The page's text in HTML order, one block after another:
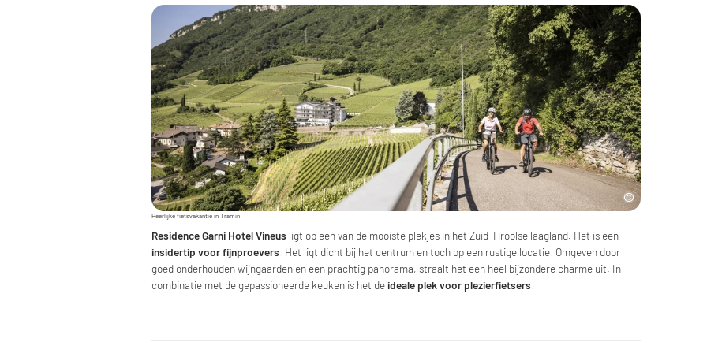
Heerlijke fietsvakantie in Tramin
Residence Garni Hotel Vineus ligt op een van de mooiste plekjes in het Zuid-Tiroolse laagland. Het is een
insidertip voor fijnproevers. Het ligt dicht bij het centrum en toch op een rustige locatie. Omgeven door
goed onderhouden wijngaarden en een prachtig panorama, straalt het een heel bijzondere charme uit. In
combinatie met de gepassioneerde keuken is het deideale plek voor plezierfietsers.